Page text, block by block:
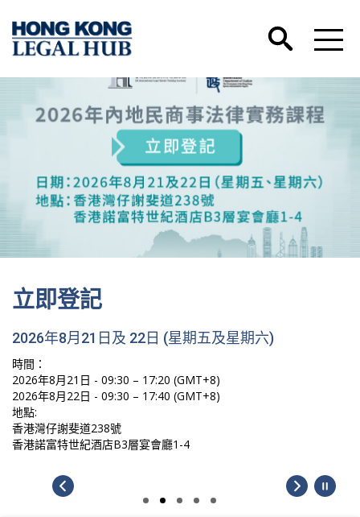
立即登記
2026年8月21日及 22日 (星期五及星期六)
時間：
2026年8月21日 - 09:30 – 17:20 (GMT+8)
2026年8月22日 - 09:30 – 17:40 (GMT+8)
地點:
香港灣仔謝斐道238號
香港諾富特世紀酒店B3層宴會廳1-4